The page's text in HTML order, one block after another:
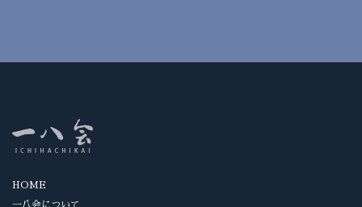
HOME
一八会について